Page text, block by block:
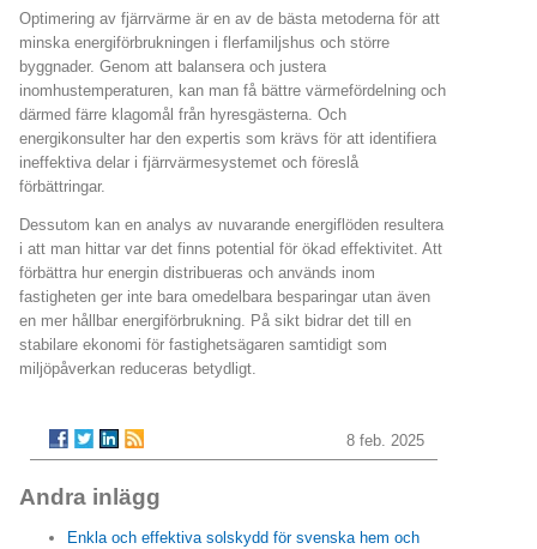
Optimering av fjärrvärme är en av de bästa metoderna för att
minska energiförbrukningen i flerfamiljshus och större
byggnader. Genom att balansera och justera
inomhustemperaturen, kan man få bättre värmefördelning och
därmed färre klagomål från hyresgästerna. Och
energikonsulter har den expertis som krävs för att identifiera
ineffektiva delar i fjärrvärmesystemet och föreslå
förbättringar.
Dessutom kan en analys av nuvarande energiflöden resultera
i att man hittar var det finns potential för ökad effektivitet. Att
förbättra hur energin distribueras och används inom
fastigheten ger inte bara omedelbara besparingar utan även
en mer hållbar energiförbrukning. På sikt bidrar det till en
stabilare ekonomi för fastighetsägaren samtidigt som
miljöpåverkan reduceras betydligt.
8 feb. 2025
Andra inlägg
Enkla och effektiva solskydd för svenska hem och